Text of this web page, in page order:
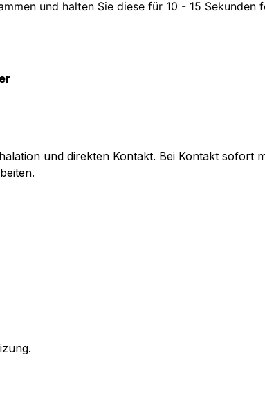
und halten Sie diese für 10 - 15 Sekunden
und direkten Kontakt. Bei Kontakt